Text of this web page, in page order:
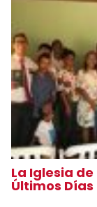
La Iglesia
Últimos Días